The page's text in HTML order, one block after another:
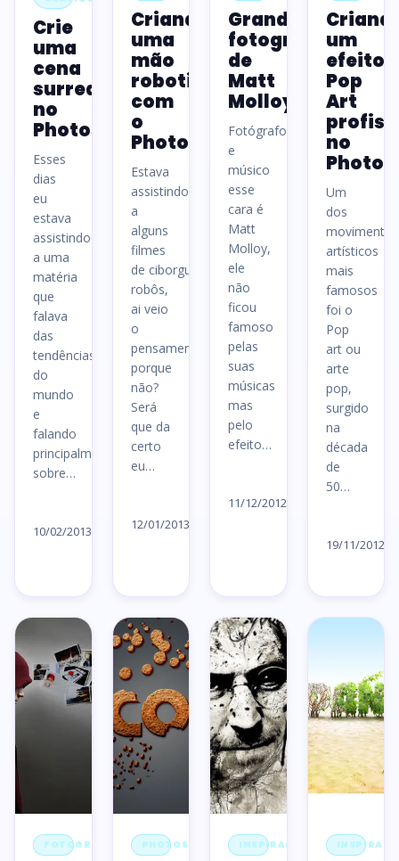
Crie
uma
cena
surrealista
no
Photoshop
Esses
dias
eu
estava
assistindo
a uma
matéria
que
falava
das
tendências
do
mundo
e
falando
principalmente
sobre…
10/02/2013
Criando
uma
mão
robotizada
com
o
Photoshop
Estava
assistindo
a
alguns
filmes
de ciborgues e
robôs,
ai veio
o
pensamento,
porque
não?
Será
que da
certo
eu…
12/01/2013
Grandes
fotografias
de
Matt
Molloy
Fotógrafo
e
músico
esse
cara é
Matt
Molloy,
ele
não
ficou
famoso
pelas
suas
músicas
mas
pelo
efeito…
11/12/2012
um
efeito
Pop
Art
no
Um
dos
movimentos
artísticos
mais
famosos
foi o
Pop
art ou
arte
pop,
surgido
na
década
de
50…
19/11/2012
FOTOGRAFIA PHOTOSHOP INSPIRAÇÃO